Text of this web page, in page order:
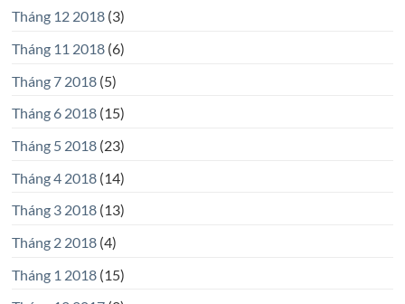
Tháng 12 2018(3)
Tháng 11 2018(6)
Tháng 7 2018(5)
Tháng 6 2018(15)
Tháng 5 2018(23)
Tháng 4 2018(14)
Tháng 3 2018(13)
Tháng 2 2018(4)
Tháng 1 2018(15)